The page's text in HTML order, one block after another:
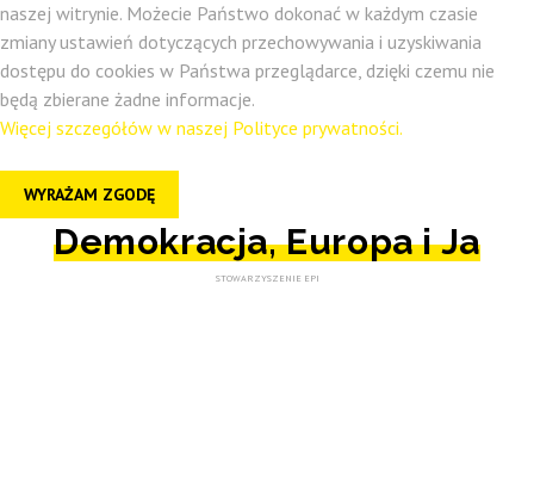
naszej witrynie. Możecie Państwo dokonać w każdym czasie
zmiany ustawień dotyczących przechowywania i uzyskiwania
dostępu do cookies w Państwa przeglądarce, dzięki czemu nie
będą zbierane żadne informacje.
Więcej szczegółów w naszej Polityce prywatności.
WYRAŻAM ZGODĘ
Demokracja, Europa i Ja
STOWARZYSZENIE EPI